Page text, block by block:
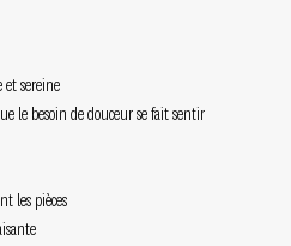
et sereine
le besoin de douceur se fait sentir
les pièces